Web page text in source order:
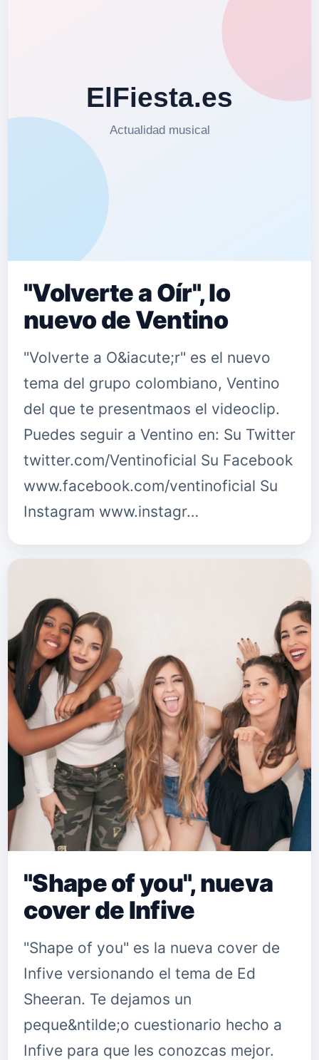
"Volverte a Oír", lo
nuevo de Ventino
"Volverte a O&iacute;r" es el nuevo
tema del grupo colombiano, Ventino
del que te presentmaos el videoclip.
Puedes seguir a Ventino en: Su Twitter
twitter.com/Ventinoficial Su Facebook
www.facebook.com/ventinoficial Su
Instagram www.instagr…
"Shape of you", nueva
cover de Infive
"Shape of you" es la nueva cover de
Infive versionando el tema de Ed
Sheeran. Te dejamos un
peque&ntilde;o cuestionario hecho a
Infive para que les conozcas mejor.